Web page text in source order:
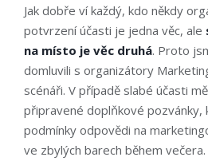
Jak dobře ví každý, kdo někdy
potvrzení účasti je jedna věc, ale
na místo je věc druhá. Proto
domluvili s organizátory
scénáři. V případě slabé účasti
připravené doplňkové pozvánky,
podmínky odpovědi na
ve zbylých barech během